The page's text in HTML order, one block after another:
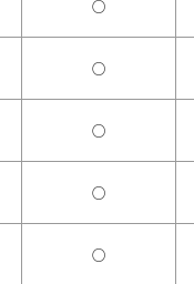
○
○
○
○
○